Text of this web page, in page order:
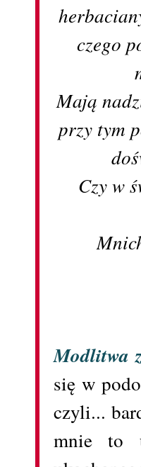
czego
Mają
przy tym
Czy w
Modlitwa
się w
czyli...
mnie to